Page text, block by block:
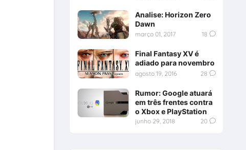
Analise: Horizon Zero
Dawn
março 01, 2017 18
Final Fantasy XV é
adiado para novembro
agosto 19, 2016 28
Rumor: Google atuará
em três frentes contra
o Xbox e PlayStation
junho 29, 2018 20